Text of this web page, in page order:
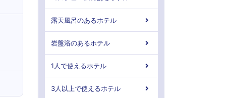
露天風呂のあるホテル
岩盤浴のあるホテル
1人で使えるホテル
3人以上で使えるホテル